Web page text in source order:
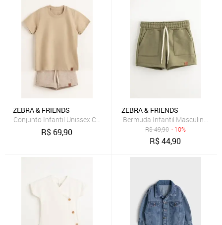
ZEBRA & FRIENDS
Conjunto Infantil Unissex Com Camiseta e Short Areia
R$ 69,90
ZEBRA & FRIENDS
Bermuda Infantil Masculino
R$49,90 - 10%
R$44,90